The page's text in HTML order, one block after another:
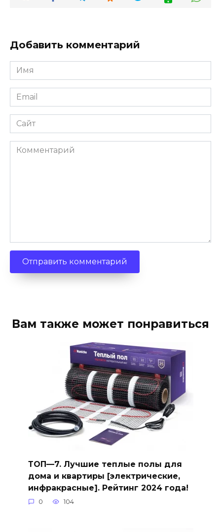
Добавить комментарий
Имя
Email
Сайт
Комментарий
Вам также может понравиться
ТОП—7. Лучшие теплые полы для
дома и квартиры [электрические,
инфракрасные]. Рейтинг 2024 года!
0 104